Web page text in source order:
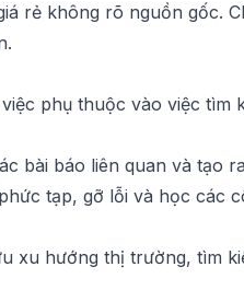
rẻ không rõ nguồn gốc.
phụ thuộc vào việc tìm
bài báo liên quan và tạo
tạp, gỡ lỗi và học các
xu hướng thị trường, tìm